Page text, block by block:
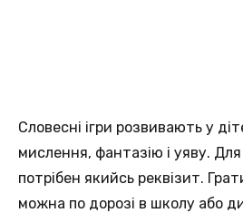
Словесні ігри розвивають у
мислення, фантазію і уяву.
потрібен якийсь реквізит.
можна по дорозі в школу або